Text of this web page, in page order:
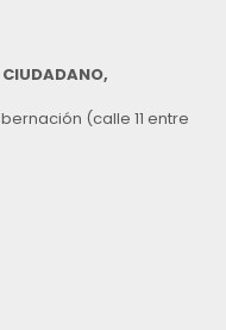
(calle 11 entre